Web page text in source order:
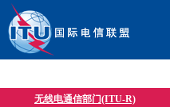
无线电通信部门(ITU-R)